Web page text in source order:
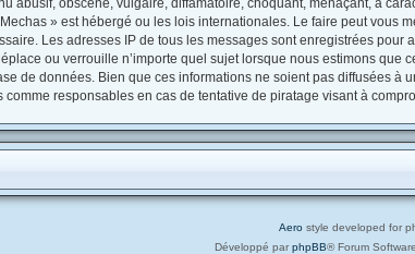
abusif, obscène, vulgaire, diffamatoire, choquant, menaçant, à
» est hébergé ou les lois internationales. Le faire peut vous
Les adresses IP de tous les messages sont enregistrées
ou verrouille n’importe quel sujet lorsque nous estimons
de données. Bien que ces informations ne soient pas diffusées à
comme responsables en cas de tentative de piratage visant à
Aero style developed for
Développé par phpBB® Forum